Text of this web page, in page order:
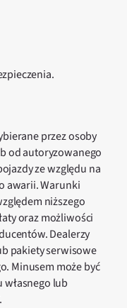
przez osoby
od autoryzowanego
ze względu na
awarii. Warunki
niższego
oraz możliwości
Dealerzy
pakiety serwisowe
Minusem może być
lub